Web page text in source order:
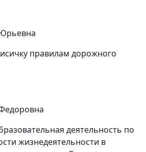
правилам дорожного
деятельность по
жизнедеятельности в